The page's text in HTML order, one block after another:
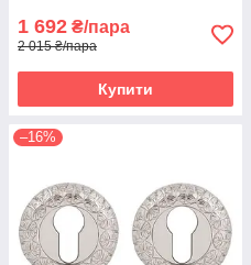
1 692 ₴/пара
2 015 ₴/пара
Купити
–16%